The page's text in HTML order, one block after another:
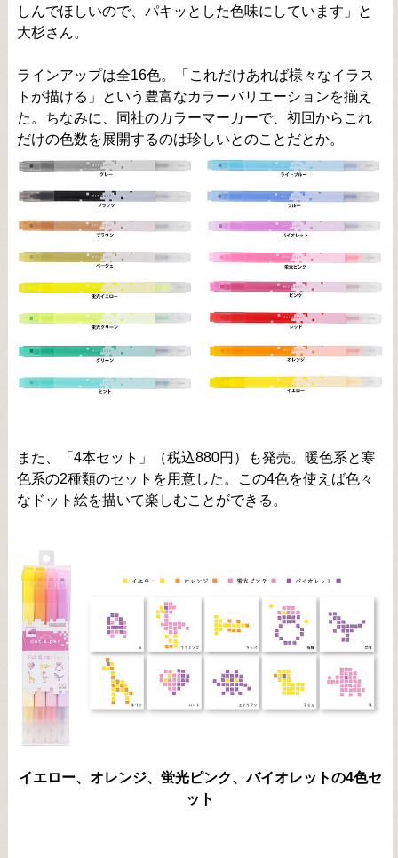
しんでほしいので、パキッとした色味にしています」と
大杉さん。
ラインアップは全16色。「これだけあれば様々なイラス
トが描ける」という豊富なカラーバリエーションを揃え
た。ちなみに、同社のカラーマーカーで、初回からこれ
だけの色数を展開するのは珍しいとのことだとか。
また、「4本セット」（税込880円）も発売。暖色系と寒
色系の2種類のセットを用意した。この4色を使えば色々
なドット絵を描いて楽しむことができる。
イエロー、オレンジ、蛍光ピンク、バイオレットの4色セ
ット